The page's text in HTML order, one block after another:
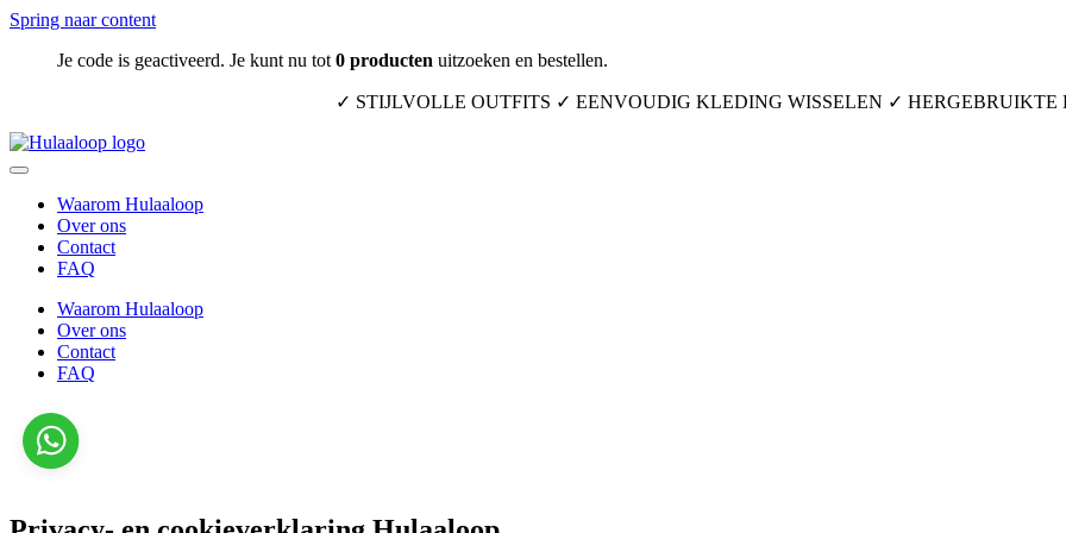
Spring naar content
Je code is geactiveerd. Je kunt nu tot 0 producten uitzoeken en bestellen.
✓ STIJLVOLLE OUTFITS ✓ EENVOUDIG KLEDING WISSELEN ✓
Waarom Hulaaloop
Over ons
Contact
FAQ
Waarom Hulaaloop
Over ons
Contact
FAQ